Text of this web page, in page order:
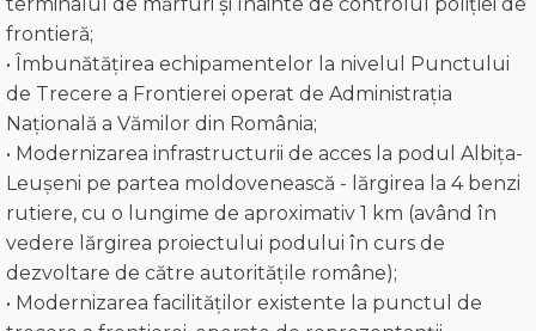
frontieră;
• Îmbunătățirea echipamentelor la nivelul Punctului
de Trecere a Frontierei operat de Administrația
Națională a Vămilor din România;
• Modernizarea infrastructurii de acces la podul Albița-
Leușeni pe partea moldovenească - lărgirea la 4 benzi
rutiere, cu o lungime de aproximativ 1 km (având în
vedere lărgirea proiectului podului în curs de
dezvoltare de către autoritățile române);
• Modernizarea facilităților existente la punctul de